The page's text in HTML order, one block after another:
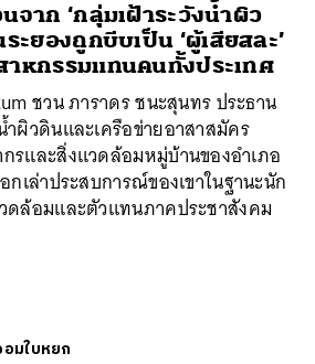
จาก ‘กลุ่มเฝ้าระวังน้ำผิว
ระยองถูกบีบเป็น ‘ผู้เสียสละ’
าหกรรมแทนคนทั้งประเทศ
ชวน ภาราดร ชนะสุนทร ประธาน
ำผิวดินและเครือข่ายอาสาสมัคร
และสิ่งแวดล้อมหมู่บ้านของอำเภอ
เล่าประสบการณ์ของเขาในฐานะนัก
ดล้อมและตัวแทนภาคประชาสังคม
มใบหยก